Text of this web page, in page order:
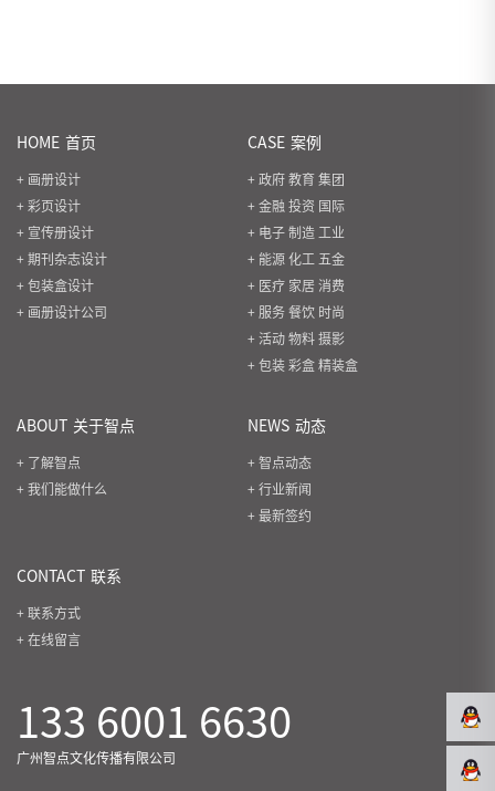
HOME 首页
+ 画册设计
+ 彩页设计
+ 宣传册设计
+ 期刊杂志设计
+ 包装盒设计
+ 画册设计公司
CASE 案例
+ 政府 教育 集团
+ 金融 投资 国际
+ 电子 制造 工业
+ 能源 化工 五金
+ 医疗 家居 消费
+ 服务 餐饮 时尚
+ 活动 物料 摄影
+ 包装 彩盒 精装盒
ABOUT 关于智点
+ 了解智点
+ 我们能做什么
NEWS 动态
+ 智点动态
+ 行业新闻
+ 最新签约
CONTACT 联系
+ 联系方式
+ 在线留言
133 6001 6630
广州智点文化传播有限公司